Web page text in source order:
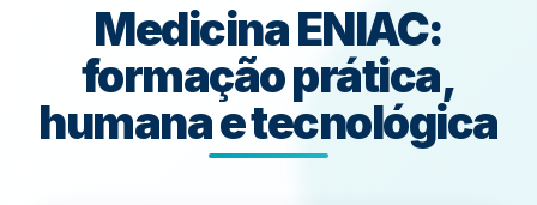
Medicina ENIAC:
formação prática,
humana e tecnológica